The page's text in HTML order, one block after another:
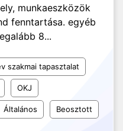
munkaeszközök
fenntartása. egyéb
8...
szakmai tapasztalat
OKJ
Általános Beosztott